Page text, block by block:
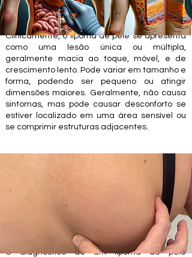
Clinicamente, o lipoma de pele se apresenta
como uma lesão única ou múltipla,
geralmente macia ao toque, móvel, e de
crescimento lento. Pode variar em tamanho e
forma, podendo ser pequeno ou atingir
dimensões maiores. Geralmente, não causa
sintomas, mas pode causar desconforto se
estiver localizado em uma área sensível ou
se comprimir estruturas adjacentes.
O diagnóstico de um lipoma de pele